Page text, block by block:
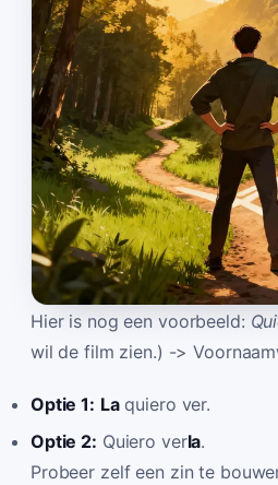
Hier is nog een voorbeeld:
wil de film zien.) ->
Optie 1: Laquiero ver.
Optie 2: Quiero verla.
Probeer zelf een zin te